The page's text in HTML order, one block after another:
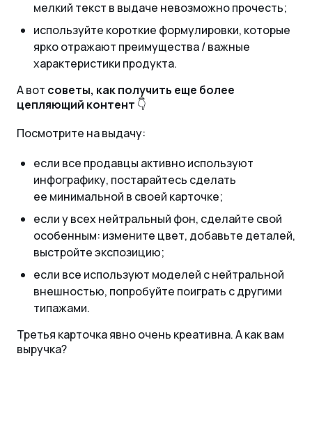
мелкий текст в выдаче невозможно прочесть;
используйте короткие формулировки, которые
ярко отражают преимущества / важные
характеристики продукта.
А вот советы, как получить еще более
цепляющий контент 👇
Посмотрите на выдачу:
если все продавцы активно используют
инфографику, постарайтесь сделать
ее минимальной в своей карточке;
если у всех нейтральный фон, сделайте свой
особенным: измените цвет, добавьте деталей,
выстройте экспозицию;
если все используют моделей с нейтральной
внешностью, попробуйте поиграть с другими
типажами.
Третья карточка явно очень креативна. А как вам
выручка?